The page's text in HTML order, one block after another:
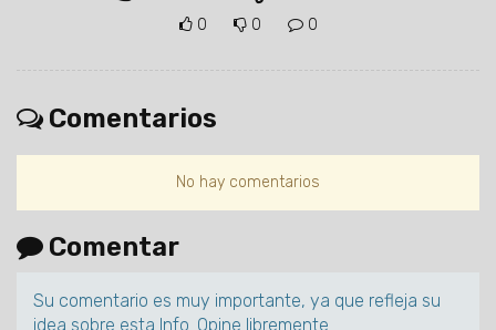
0 0 0
Comentarios
No hay comentarios
Comentar
Su comentario es muy importante, ya que refleja su
idea sobre esta Info. Opine libremente.